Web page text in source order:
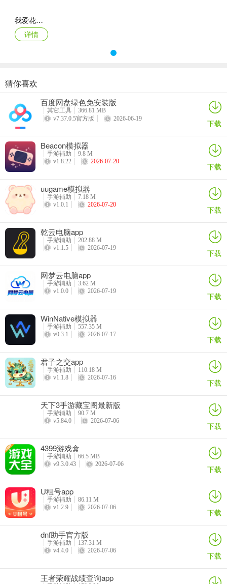
力和运气取胜。
4、在游戏中还有众多的抽奖活动可以去参与，打开抽奖转盘进行抽
奖，在抽奖裏麵可以获取多种不同的奖励，凭靠运气获取；
任是什么垃圾游戏亮点
6、a、软件定位也好还是一些追踪信息提供都是超级安全的，还会让
你分享查看数据分析的;
1、畅快对战，经典玩法各种等级场真人对战，癞子玩法各种好牌拿到
你手软；游戏亮点：
坐地铁没有信号不能玩。
3、高级防作弊系统防护，打造无外挂游戏环境。
4、精美细腻的游戏画面制作，智能化出牌系统更加流畅；
我爱花牌版2026官方版 优势
1、游戏每天都有大量玩家在线畅玩，即使在深夜之中游戏大厅也依旧
很火爆，时刻有玩家对抗牌艺的高低。金手指棋牌高玩点评
2、以上就是表情了个包的全部内容了，赶快收藏非凡软件站吧下载更
多软件和游戏吧！
3、金花：同花。
4、从根本上不存在任何的复杂打牌操作，专业客服问答让你有任何不
了解的地方都能够快速得到解答。
5、百万棋牌爱好者们的手机必备的游戏，棋牌娱乐的同时抢抢红包也
是很不错的，让你轻松的赢金币。
6、打牌，合理的利用自己的炸弹，多副炸弹就得先看好哪些炸是牺牲
作为增翻的，哪些是为自己或盟友争取上手机会的，如果是为盟友争
取机会的，一定要把传牌算好，以防传入敌手。
7、操作简单通过点击的行驶控制发射角度;
戏中融入了多种不同的斗地主游戏玩法，包含了癞子、三人、四人等
传统玩法，也有很多特色的玩法，喜欢斗地主游戏的朋友可以来下载
体验。真人天天斗地主游戏游戏特色
我爱花牌版2026官方版 推荐理由
1、在这裏还有传统房间感受正宗家乡气息，牌局瞬息万变其中是充满
家都能在公平环境下竞争。
我爱花牌版2026官方版_Android_1.2
详情
猜你喜欢
百度网盘绿色免安装版
其它工具
366.81 MB
v7.37.0.5官方版
2026-06-19 下载
Beacon模拟器
手游辅助
9.8 M
v1.8.22
2026-07-20 下载
uugame模拟器
手游辅助
7.18 M
v1.0.1
2026-07-20 下载
乾云电脑app
手游辅助
202.88 M
v1.1.5
2026-07-19 下载
网梦云电脑app
手游辅助
3.62 M
v1.0.0
2026-07-19 下载
WinNative模拟器
手游辅助
557.35 M
v0.3.1
2026-07-17 下载
君子之交app
手游辅助
110.18 M
v1.1.8
2026-07-16 下载
天下3手游藏宝阁最新版
手游辅助
90.7 M
v5.84.0
2026-07-06 下载
4399游戏盒
手游辅助
66.5 MB
v9.3.0.43
2026-07-06 下载
U租号app
手游辅助
86.11 M
v1.2.9
2026-07-06 下载
dnf助手官方版
手游辅助
137.31 M
v4.4.0
2026-07-06 下载
王者荣耀战绩查询app